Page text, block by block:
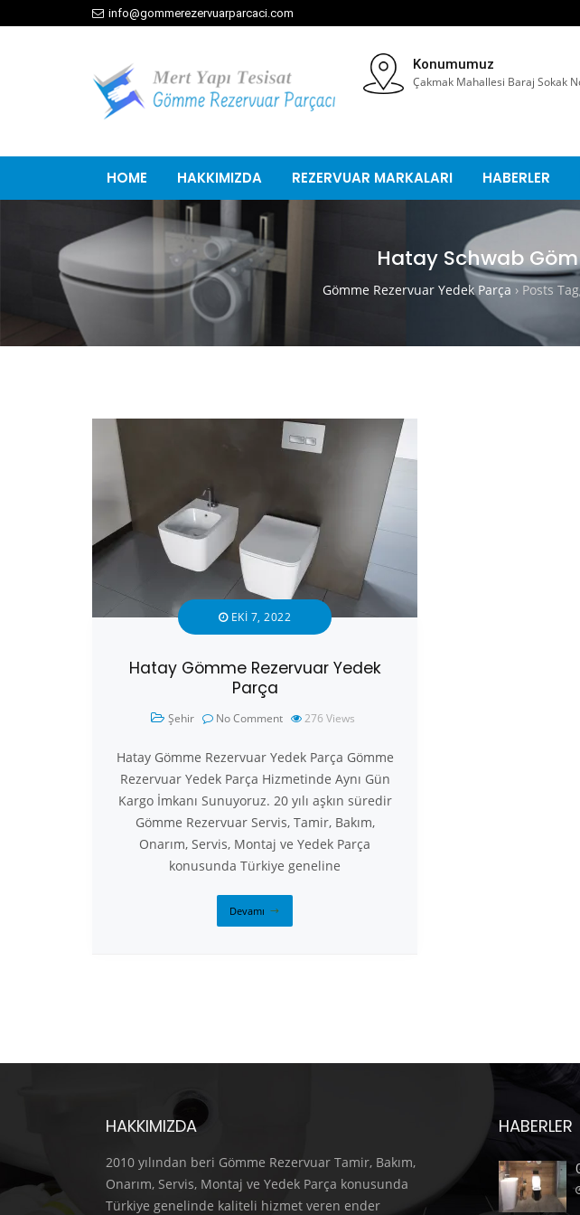
info@gommerezervuarparcaci.com
Konumumuz
Çakmak Mahallesi Baraj Sokak
HOME HAKKIMIZDA REZERVUAR MARKALARI HABERLER
Hatay Schwab
Gömme Rezervuar Yedek Parça › Posts
EKI 7, 2022
Hatay Gömme Rezervuar Yedek
Parça
Şehir No Comment 276 Views
Hatay Gömme Rezervuar Yedek Parça Gömme
Rezervuar Yedek Parça Hizmetinde Aynı Gün
Kargo İmkanı Sunuyoruz. 20 yılı aşkın süredir
Gömme Rezervuar Servis, Tamir, Bakım,
Onarım, Servis, Montaj ve Yedek Parça
konusunda Türkiye geneline
Devamı
HAKKIMIZDA
2010 yılından beri Gömme Rezervuar Tamir, Bakım,
Onarım, Servis, Montaj ve Yedek Parça konusunda
Türkiye genelinde kaliteli hizmet veren ender
HABERLER